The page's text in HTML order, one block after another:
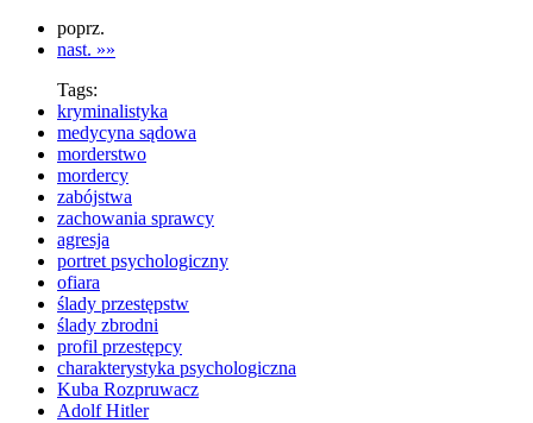
poprz.
nast. »»
Tags:
kryminalistyka
medycyna sądowa
morderstwo
mordercy
zabójstwa
zachowania sprawcy
agresja
portret psychologiczny
ofiara
ślady przestępstw
ślady zbrodni
profil przestępcy
charakterystyka psychologiczna
Kuba Rozpruwacz
Adolf Hitler